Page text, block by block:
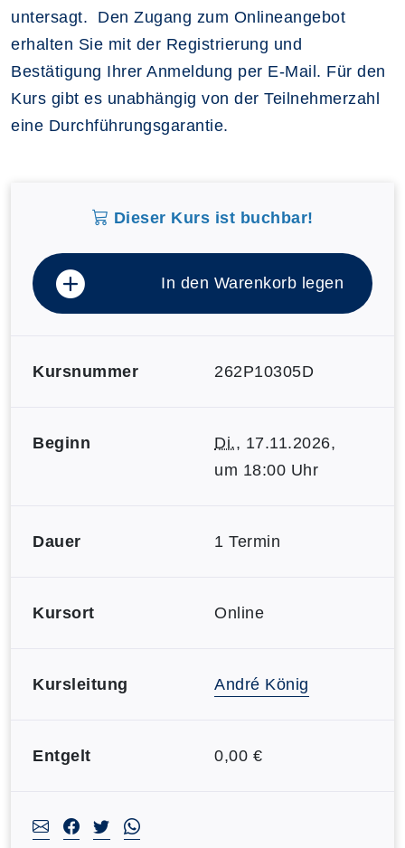
untersagt. Den Zugang zum Onlineangebot
erhalten Sie mit der Registrierung und
Bestätigung Ihrer Anmeldung per E-Mail. Für den
Kurs gibt es unabhängig von der Teilnehmerzahl
eine Durchführungsgarantie.
Dieser Kurs ist buchbar!
In den Warenkorb legen
Kursnummer 262P10305D
Beginn Di., 17.11.2026,
um 18:00 Uhr
Dauer 1 Termin
Kursort Online
Kursleitung André König
Entgelt 0,00 €